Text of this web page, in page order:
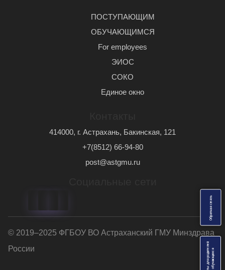
О
б
р
а
т
н
а
я
с
в
я
з
ь
Анкеты для родителейя
ПОСТУПАЮЩИМ
ОБУЧАЮЩИМСЯ
For employees
ЭИОС
СОКО
Единое окно
414000, г. Астрахань, Бакинская, 121
+7(8512) 66-94-80
post@astgmu.ru
© 2019–2025 ФГБОУ ВО Астраханский ГМУ Минздрава
России